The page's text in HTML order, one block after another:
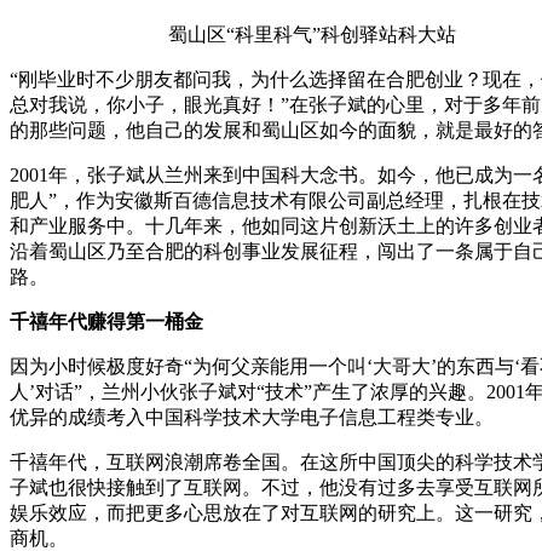
蜀山区“科里科气”科创驿站科大站
“刚毕业时不少朋友都问我，为什么选择留在合肥创业？现在
总对我说，你小子，眼光真好！”在张子斌的心里，对于多年
的那些问题，他自己的发展和蜀山区如今的面貌，就是最好的
2001年，张子斌从兰州来到中国科大念书。如今，他已成为一
肥人”，作为安徽斯百德信息技术有限公司副总经理，扎根在
和产业服务中。十几年来，他如同这片创新沃土上的许多创业
沿着蜀山区乃至合肥的科创事业发展征程，闯出了一条属于自
路。
千禧年代赚得第一桶金
因为小时候极度好奇“为何父亲能用一个叫‘大哥大’的东西与‘
人’对话”，兰州小伙张子斌对“技术”产生了浓厚的兴趣。2001
优异的成绩考入中国科学技术大学电子信息工程类专业。
千禧年代，互联网浪潮席卷全国。在这所中国顶尖的科学技术
子斌也很快接触到了互联网。不过，他没有过多去享受互联网
娱乐效应，而把更多心思放在了对互联网的研究上。这一研究
商机。